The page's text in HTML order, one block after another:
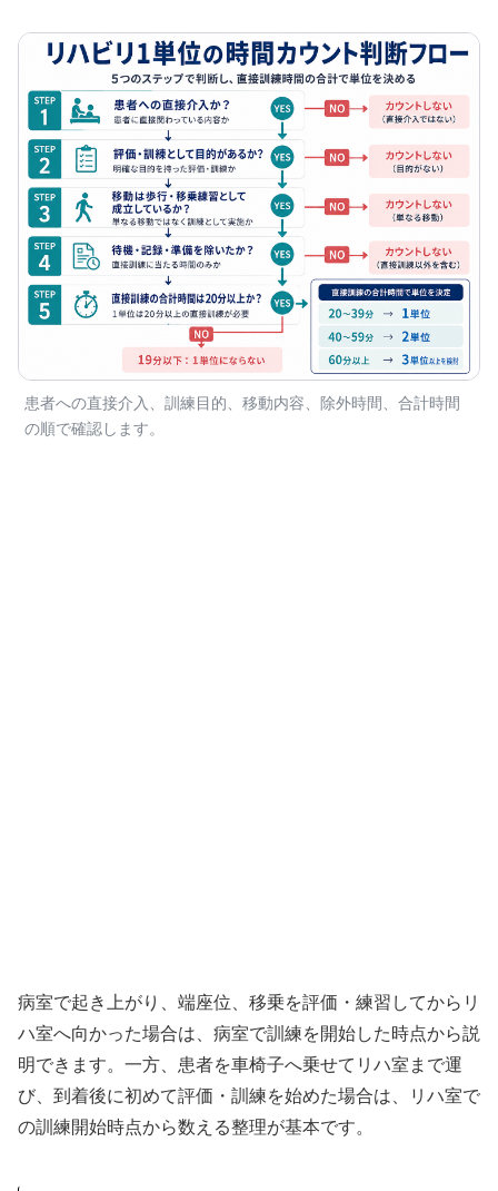
患者への直接介入、訓練目的、移動内容、除外時間、合計時間
の順で確認します。
病室で起き上がり、端座位、移乗を評価・練習してからリ
ハ室へ向かった場合は、病室で訓練を開始した時点から説
明できます。一方、患者を車椅子へ乗せてリハ室まで運
び、到着後に初めて評価・訓練を始めた場合は、リハ室で
の訓練開始時点から数える整理が基本です。